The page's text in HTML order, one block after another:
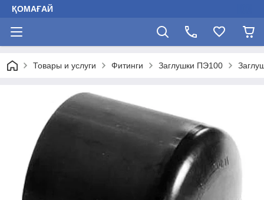
ҚОМАҒАЙ
Товары и услуги Фитинги Заглушки ПЭ100